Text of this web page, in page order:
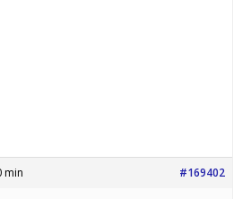
min #169402